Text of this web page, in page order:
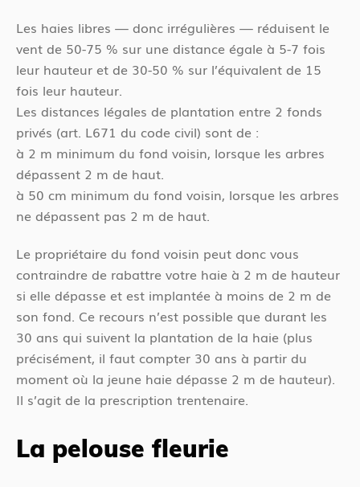
Les haies libres — donc irrégulières — réduisent le
vent de 50-75 % sur une distance égale à 5-7 fois
leur hauteur et de 30-50 % sur l’équivalent de 15
fois leur hauteur.
Les distances légales de plantation entre 2 fonds
privés (art. L671 du code civil) sont de :
à 2 m minimum du fond voisin, lorsque les arbres
dépassent 2 m de haut.
à 50 cm minimum du fond voisin, lorsque les arbres
ne dépassent pas 2 m de haut.
Le propriétaire du fond voisin peut donc vous
contraindre de rabattre votre haie à 2 m de hauteur
si elle dépasse et est implantée à moins de 2 m de
son fond. Ce recours n’est possible que durant les
30 ans qui suivent la plantation de la haie (plus
précisément, il faut compter 30 ans à partir du
moment où la jeune haie dépasse 2 m de hauteur).
Il s’agit de la prescription trentenaire.
La pelouse fleurie